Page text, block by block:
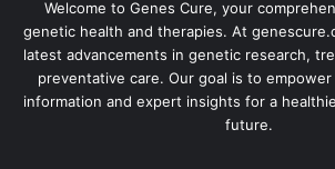
Welcome to Genes Cure, your
genetic health and therapies. At
latest advancements in genetic research,
preventative care. Our goal is to
information and expert insights for a
future.